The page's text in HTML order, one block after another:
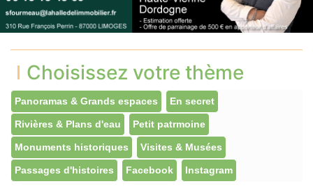
Choisissez votre thème
Panoramas & Grands espaces En secret
Rivières & Plans d'eau Petit patrmoine
Monuments historiques Visites & Musées
Passages d'histoires Facebook Instagram